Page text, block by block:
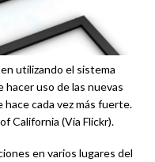
utilizando el sistema
uso de las nuevas
cada vez más fuerte.
California (Vía Flickr).
en varios lugares del